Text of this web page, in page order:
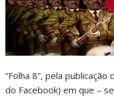
“Folha 8”, pela
do Facebook) em que –